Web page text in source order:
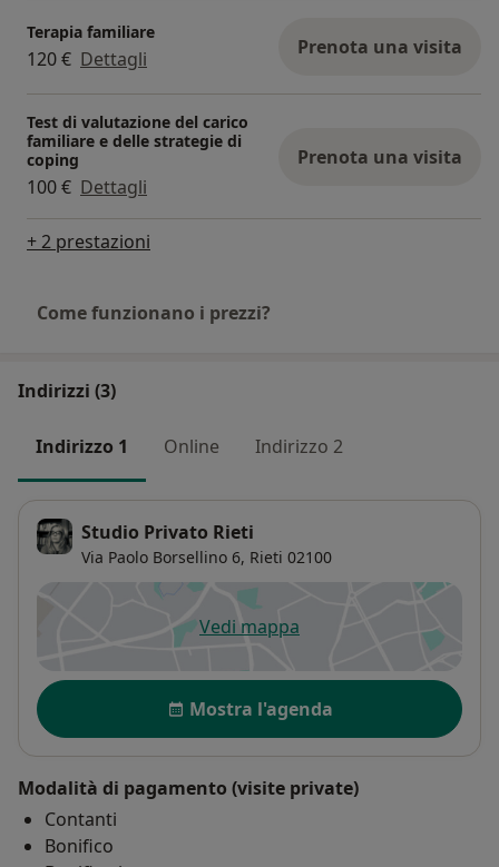
Terapia familiare
120 € Dettagli Prenota una visita
Test di valutazione del carico
familiare e delle strategie di
coping
100 € Dettagli
Prenota una visita
+ 2 prestazioni
Come funzionano i prezzi?
Indirizzi (3)
Indirizzo 1 Online Indirizzo 2
Studio Privato Rieti
Via Paolo Borsellino 6, Rieti 02100
Vedi mappasi apre in una nuova scheda
Disponibilità
Mostra l'agenda
Modalità di pagamento (visite private)
Contanti
Bonifico